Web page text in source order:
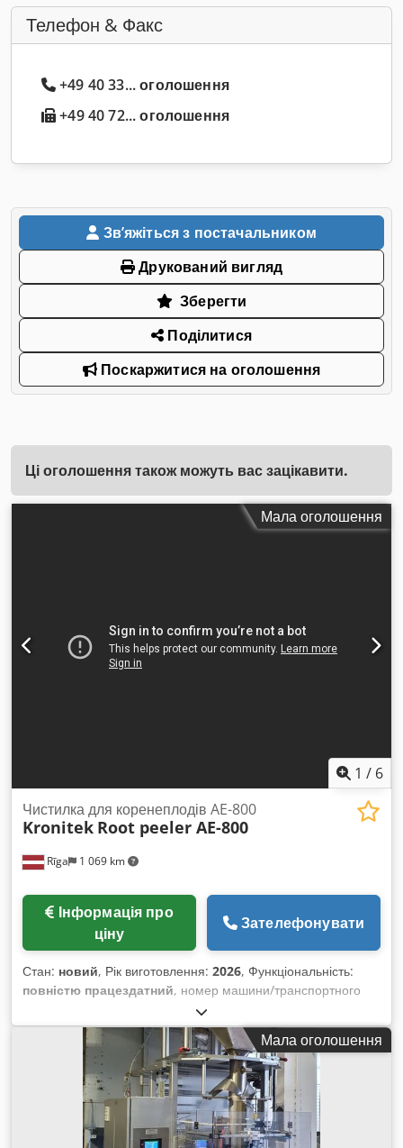
Телефон & Факс
+49 40 33... оголошення
+49 40 72... оголошення
Звʼяжіться з постачальником
Друкований вигляд
Зберегти
Поділитися
Поскаржитися на оголошення
Ці оголошення також можуть вас зацікавити.
Мала оголошення
1 / 6
Rīga 1 069 km
Чистилка для коренеплодів AE-800
Kronitek Root peeler AE-800
ціну
Зателефонувати
Стан: новий, Рік виготовлення: 2026, Функціональність:
повністю працездатний, номер машини/транспортного
, Загальна інформація:
Коренеплідний очищувач – це сучасний пристрій,
спеціально розроблений для ефективного очищення й
лущення коренеплодів (картоплі, імбиру, моркви тощо). За
допомогою м’якої щітки він також придатний для
дбайливого миття делікатних фруктів з тонкою шкіркою. Ця
машина вирізняється високою продуктивністю, розвиненою
автоматизацією і відмінними результатами очищення. Вона
Мала оголошення